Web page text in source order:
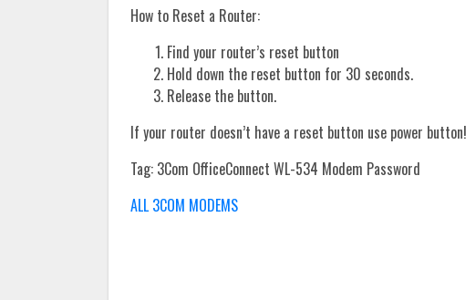
How to Reset a Router:
Find your router’s reset button
Hold down the reset button for 30 seconds.
Release the button.
If your router doesn’t have a reset button use power button!
Tag: 3Com OfficeConnect WL-534 Modem Password
ALL 3COM MODEMS